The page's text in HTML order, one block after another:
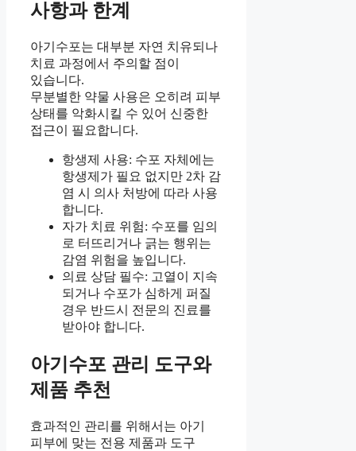
사항과 한계
아기수포는 대부분 자연 치유되나
치료 과정에서 주의할 점이
있습니다.
무분별한 약물 사용은 오히려 피부
상태를 악화시킬 수 있어 신중한
접근이 필요합니다.
항생제 사용: 수포 자체에는
항생제가 필요 없지만 2차 감
염 시 의사 처방에 따라 사용
합니다.
자가 치료 위험: 수포를 임의
로 터뜨리거나 긁는 행위는
감염 위험을 높입니다.
의료 상담 필수: 고열이 지속
되거나 수포가 심하게 퍼질
경우 반드시 전문의 진료를
받아야 합니다.
아기수포 관리 도구와
제품 추천
효과적인 관리를 위해서는 아기
피부에 맞는 전용 제품과 도구